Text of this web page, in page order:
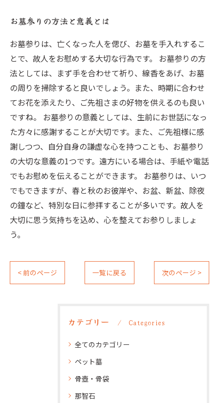
お墓参りの方法と意義とは
お墓参りは、亡くなった人を偲び、お墓を手入れするこ
とで、故人をお慰めする大切な行為です。 お墓参りの方
法としては、まず手を合わせて祈り、線香をあげ、お墓
の周りを掃除すると良いでしょう。また、時期に合わせ
てお花を添えたり、ご先祖さまの好物を供えるのも良い
ですね。 お墓参りの意義としては、生前にお世話になっ
た方々に感謝することが大切です。また、ご先祖様に感
謝しつつ、自分自身の謙虚な心を持つことも、お墓参り
の大切な意義の1つです。遠方にいる場合は、手紙や電話
でもお慰めを伝えることができます。 お墓参りは、いつ
でもできますが、春と秋のお彼岸や、お盆、新盆、除夜
の鐘など、特別な日に参拝することが多いです。故人を
大切に思う気持ちを込め、心を整えてお参りしましょ
う。
< 前のページ 一覧に戻る 次のページ >
カテゴリー Categories
全てのカテゴリー
ペット墓
骨壺・骨袋
那智石